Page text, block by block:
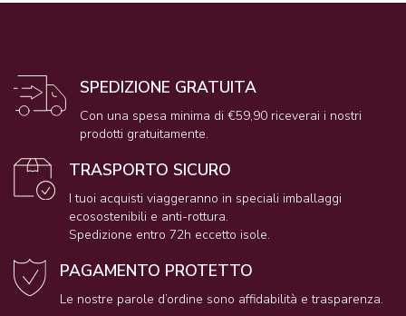
SPEDIZIONE GRATUITA
Con una spesa minima di €59,90 riceverai i nostri
prodotti gratuitamente.
TRASPORTO SICURO
I tuoi acquisti viaggeranno in speciali imballaggi
ecosostenibili e anti-rottura.
Spedizione entro 72h eccetto isole.
PAGAMENTO PROTETTO
Le nostre parole d’ordine sono affidabilità e trasparenza.